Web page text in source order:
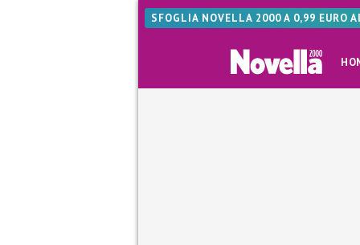
SFOGLIA NOVELLA 2000 A 0,99 EURO